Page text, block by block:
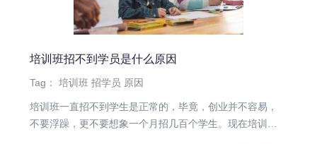
培训班招不到学员是什么原因
Tag：培训班 招学员 原因
培训班一直招不到学生是正常的，毕竟，创业并不容易，
不要浮躁，更不要想象一个月招几百个学生。现在培训班